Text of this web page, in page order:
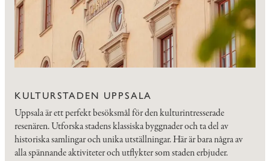
KULTURSTADEN UPPSALA
Uppsala är ett perfekt besöksmål för den kulturintresserade
resenären. Utforska stadens klassiska byggnader och ta del av
historiska samlingar och unika utställningar. Här är bara några av
alla spännande aktiviteter och utflykter som staden erbjuder.